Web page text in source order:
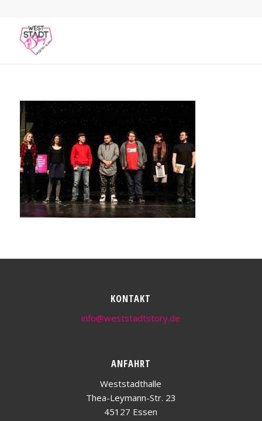
KONTAKT
info@weststadtstory.de
ANFAHRT
Weststadthalle
Thea-Leymann-Str. 23
45127 Essen